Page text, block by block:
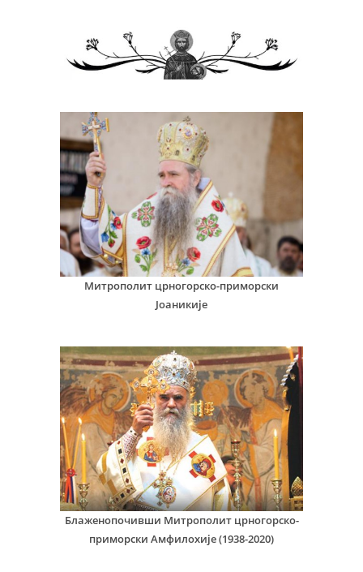
Митрополит црногорско-приморски
Јоаникије
Блаженопочивши Митрополит црногорско-
приморски Амфилохије (1938-2020)